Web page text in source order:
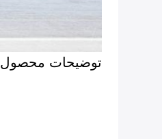
توضیحات محصول